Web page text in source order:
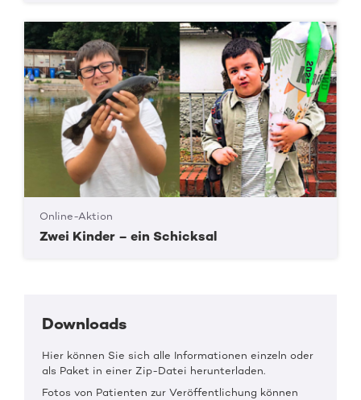
Online-Aktion
Zwei Kinder – ein Schicksal
Downloads
Hier können Sie sich alle Informationen einzeln oder
als Paket in einer Zip-Datei herunterladen.
Fotos von Patienten zur Veröffentlichung können